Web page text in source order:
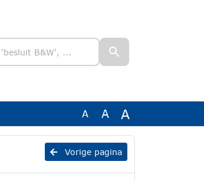
A A A
Vorige pagina